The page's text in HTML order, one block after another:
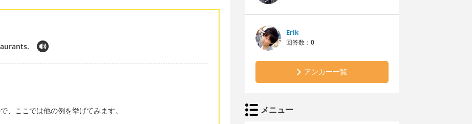
、ここでは他の例を挙げてみます。
Erik
回答数： 0
アンカー一覧
メニュー